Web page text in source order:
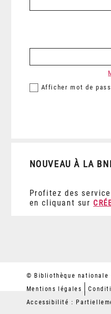
Afficher mot de
NOUVEAU À LA
Profitez des
en cliquant sur
© Bibliothèque nationale
Mentions légales
Accessibilité :